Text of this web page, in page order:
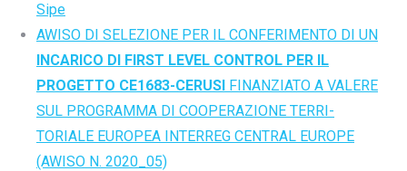
Sipe
AWISO DI SELEZIONE PER IL CONFERIMENTO DI UN
INCARICO DI FIRST LEVEL CONTROL PER IL
PROGETTO CE1683-CERUSI FINANZIATO A VALERE
SUL PROGRAMMA DI COOPERAZIONE TERRI-
TORIALE EUROPEA INTERREG CENTRAL EUROPE
(AWISO N. 2020_05)